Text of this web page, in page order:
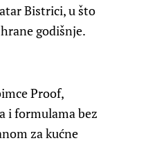
Bistrici, u što
godišnje.
Proof,
i formulama bez
za kućne